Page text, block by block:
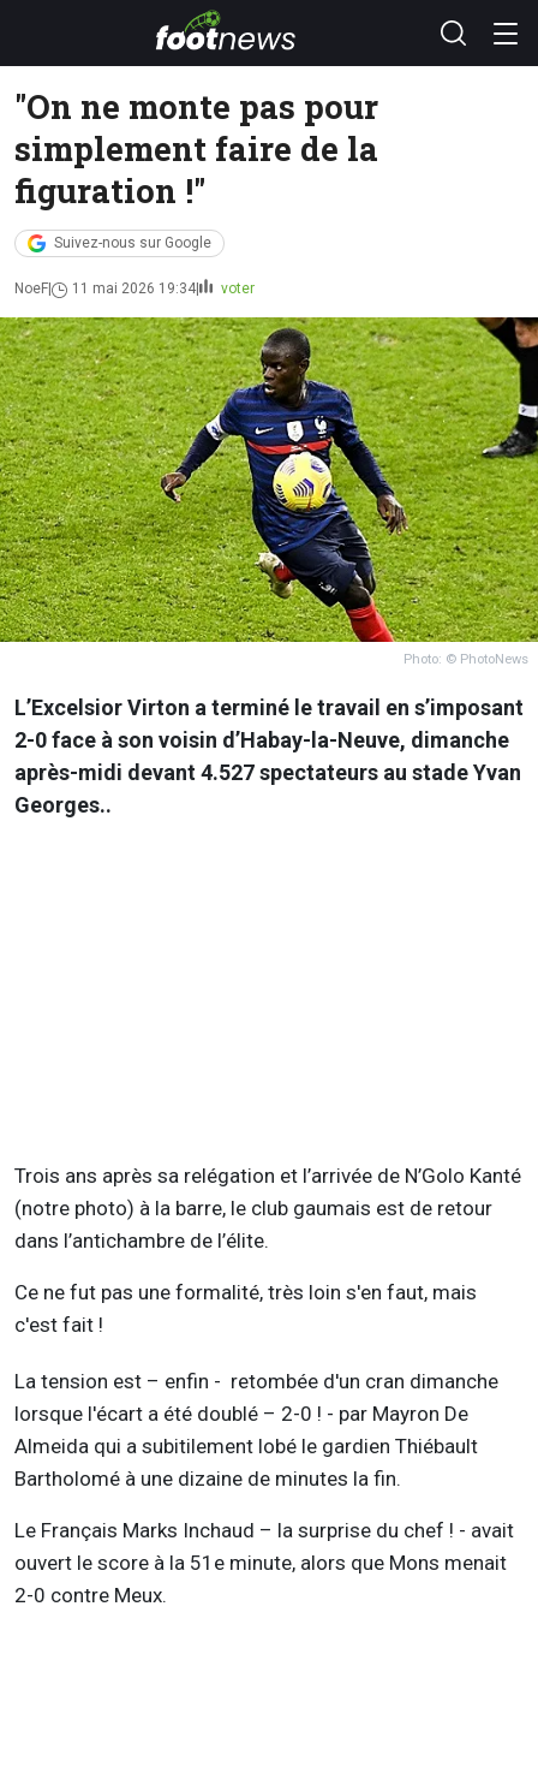
"On ne monte pas pour
simplement faire de la
figuration !"
Suivez-nous sur Google
NoeF 11 mai 2026 19:34 voter
Photo: © PhotoNews
L’Excelsior Virton a terminé le travail en s’imposant
2-0 face à son voisin d’Habay-la-Neuve, dimanche
après-midi devant 4.527 spectateurs au stade Yvan
Georges..
Trois ans après sa relégation et l’arrivée de N’Golo Kanté
(notre photo) à la barre, le club gaumais est de retour
dans l’antichambre de l’élite.
Ce ne fut pas une formalité, très loin s'en faut, mais
c'est fait !
La tension est – enfin - retombée d'un cran dimanche
lorsque l'écart a été doublé – 2-0 ! - par Mayron De
Almeida qui a subitilement lobé le gardien Thiébault
Bartholomé à une dizaine de minutes la fin.
Le Français Marks Inchaud – la surprise du chef ! - avait
ouvert le score à la 51e minute, alors que Mons menait
2-0 contre Meux.